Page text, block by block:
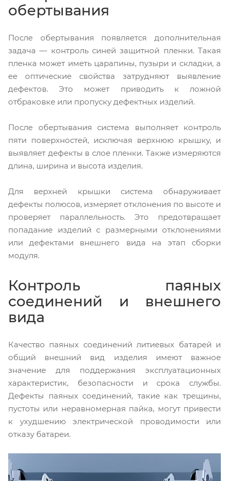
обертывания
После обертывания появляется дополнительная
задача — контроль синей защитной пленки. Такая
пленка может иметь царапины, пузыри и складки, а
ее оптические свойства затрудняют выявление
дефектов. Это может приводить к ложной
отбраковке или пропуску дефектных изделий.
После обертывания система выполняет контроль
пяти поверхностей, исключая верхнюю крышку, и
выявляет дефекты в слое пленки. Также измеряются
длина, ширина и высота изделия.
Для верхней крышки система обнаруживает
дефекты полюсов, измеряет отклонения по высоте и
проверяет параллельность. Это предотвращает
попадание изделий с размерными отклонениями
или дефектами внешнего вида на этап сборки
модуля.
Контроль паяных
соединений и внешнего
вида
Качество паяных соединений литиевых батарей и
общий внешний вид изделия имеют важное
значение для поддержания эксплуатационных
характеристик, безопасности и срока службы.
Дефекты паяных соединений, такие как трещины,
пустоты или неравномерная пайка, могут привести
к ухудшению электрической проводимости или
отказу батареи.